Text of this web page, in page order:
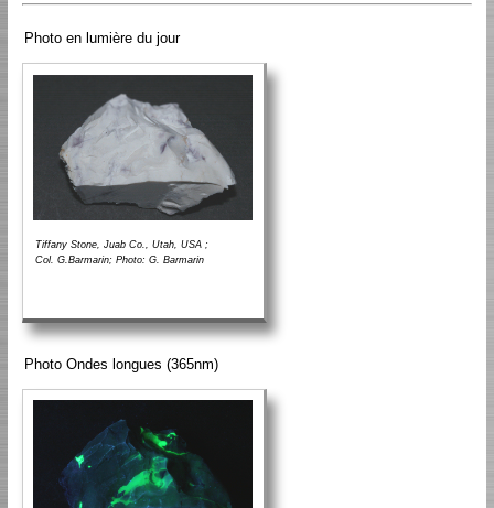
Photo en lumière du jour
Tiffany Stone, Juab Co., Utah, USA ;
Col. G.Barmarin; Photo: G. Barmarin
Photo Ondes longues (365nm)